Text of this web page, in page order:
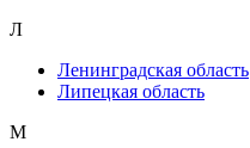
Л
Ленинградская область
Липецкая область
М